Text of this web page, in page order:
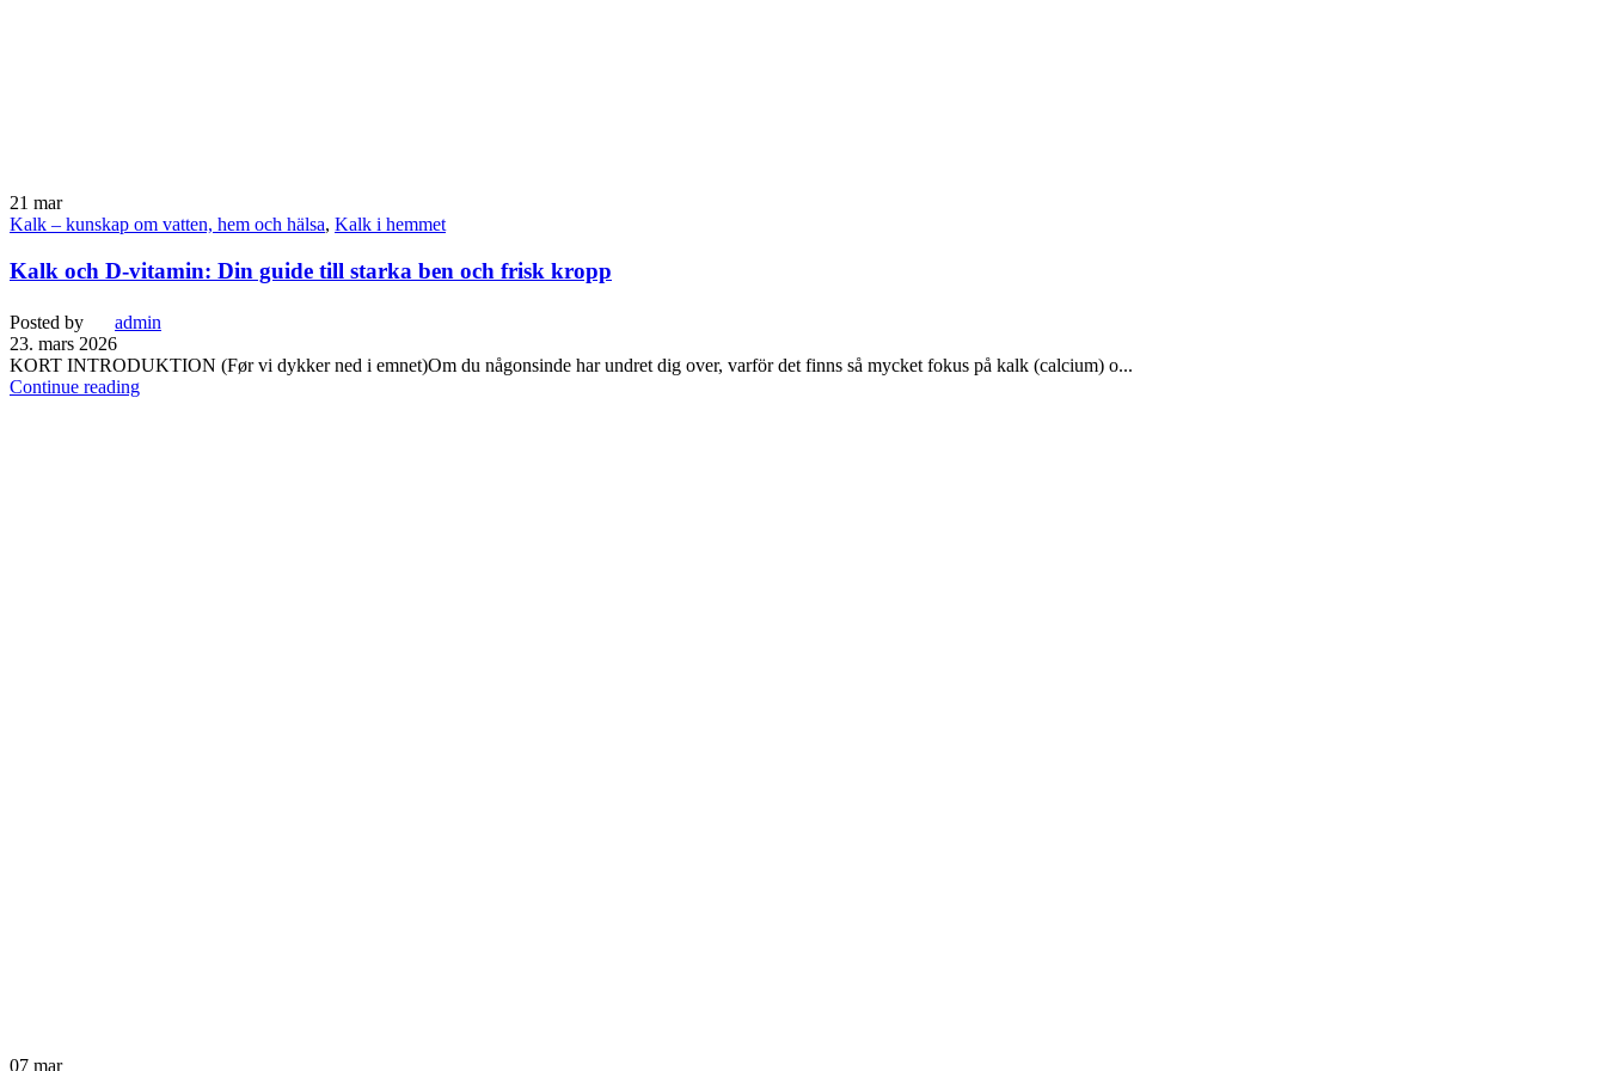
21 mar
Kalk – kunskap om vatten, hem och hälsa, Kalk i hemmet
Kalk och D-vitamin: Din guide till starka ben och frisk kropp
Posted by
admin
23. mars 2026
KORT INTRODUKTION (Før vi dykker ned i emnet)Om du någonsinde har undret dig over, varför det finns så mycket fokus på kalk (calcium) o...
Continue reading
07 mar